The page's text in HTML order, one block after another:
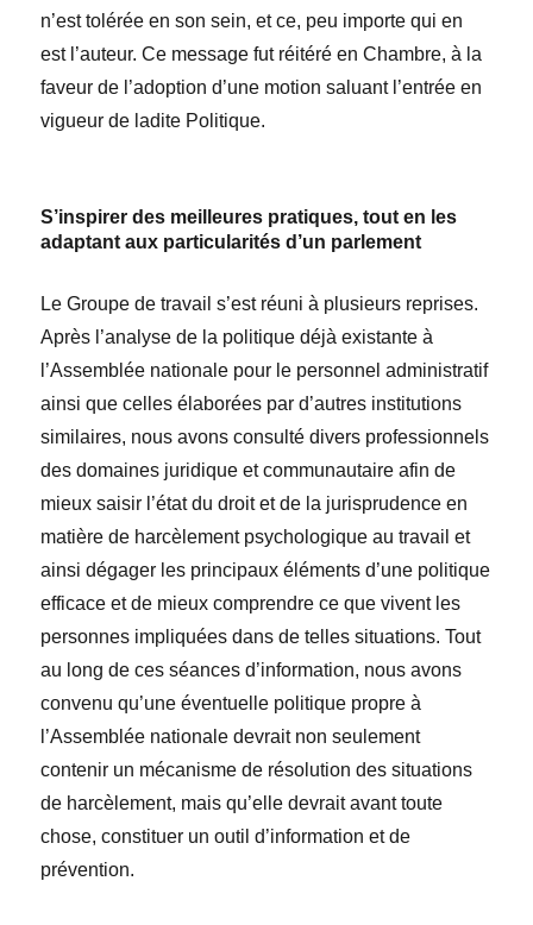
n’est tolérée en son sein, et ce, peu importe qui en
est l’auteur. Ce message fut réitéré en Chambre, à la
faveur de l’adoption d’une motion saluant l’entrée en
vigueur de ladite Politique.
S’inspirer des meilleures pratiques, tout en les
adaptant aux particularités d’un parlement
Le Groupe de travail s’est réuni à plusieurs reprises.
Après l’analyse de la politique déjà existante à
l’Assemblée nationale pour le personnel administratif
ainsi que celles élaborées par d’autres institutions
similaires, nous avons consulté divers professionnels
des domaines juridique et communautaire afin de
mieux saisir l’état du droit et de la jurisprudence en
matière de harcèlement psychologique au travail et
ainsi dégager les principaux éléments d’une politique
efficace et de mieux comprendre ce que vivent les
personnes impliquées dans de telles situations. Tout
au long de ces séances d’information, nous avons
convenu qu’une éventuelle politique propre à
l’Assemblée nationale devrait non seulement
contenir un mécanisme de résolution des situations
de harcèlement, mais qu’elle devrait avant toute
chose, constituer un outil d’information et de
prévention.